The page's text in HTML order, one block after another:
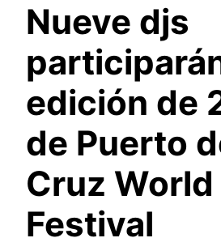
Nueve djs
edición de
de Puerto
Cruz World
Festival